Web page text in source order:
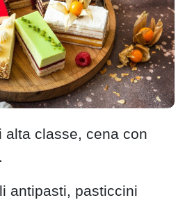
alta classe, cena con
antipasti, pasticcini